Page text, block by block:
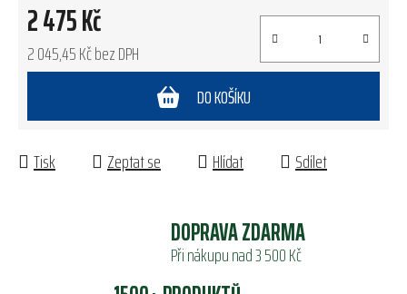
2 475 Kč
2 045,45 Kč bez DPH
DO KOŠÍKU
Tisk Zeptat se Hlídat Sdílet
DOPRAVA ZDARMA
Při nákupu nad 3 500 Kč